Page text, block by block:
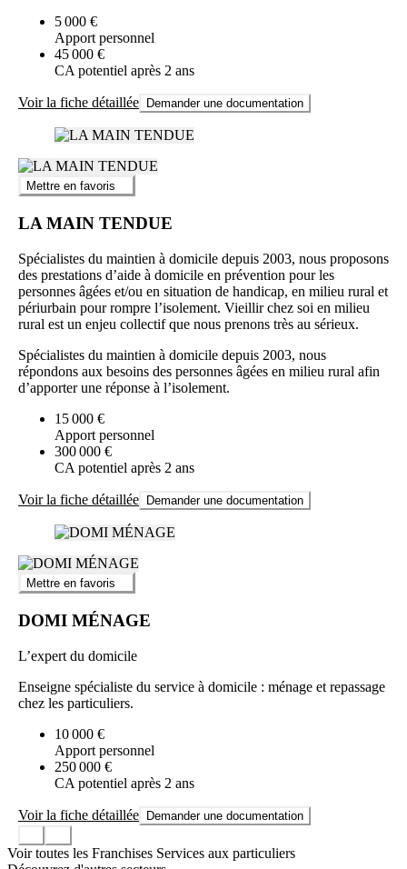
5 000 €
Apport personnel
45 000 €
CA potentiel après 2 ans
Voir la fiche détaillée Demander une documentation
Mettre en favoris
LA MAIN TENDUE
Spécialistes du maintien à domicile depuis 2003, nous proposons
des prestations d’aide à domicile en prévention pour les
personnes âgées et/ou en situation de handicap, en milieu rural et
périurbain pour rompre l’isolement. Vieillir chez soi en milieu
rural est un enjeu collectif que nous prenons très au sérieux.
Spécialistes du maintien à domicile depuis 2003, nous
répondons aux besoins des personnes âgées en milieu rural afin
d’apporter une réponse à l’isolement.
15 000 €
Apport personnel
300 000 €
CA potentiel après 2 ans
Voir la fiche détaillée Demander une documentation
Mettre en favoris
DOMI MÉNAGE
L’expert du domicile
Enseigne spécialiste du service à domicile : ménage et repassage
chez les particuliers.
10 000 €
Apport personnel
250 000 €
CA potentiel après 2 ans
Voir la fiche détaillée Demander une documentation
Voir toutes les Franchises Services aux particuliers